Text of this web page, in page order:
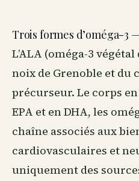
Trois formes d’oméga-3
L’ALA (oméga-3
noix de Grenoble et du
précurseur. Le corps
EPA et en DHA, les
chaîne associés aux
cardiovasculaires et
uniquement des